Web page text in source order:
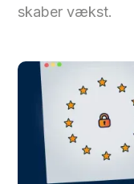
skaber vækst.